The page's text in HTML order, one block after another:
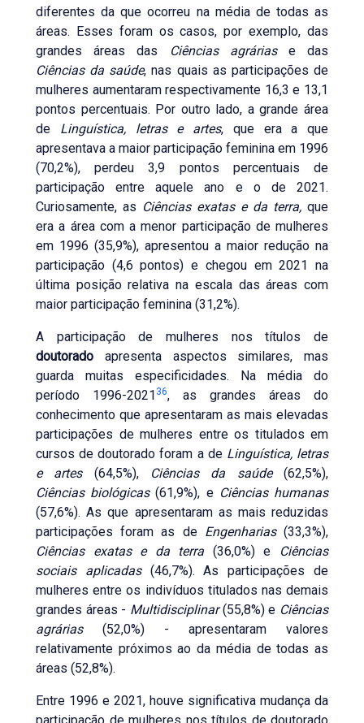
diferentes da que ocorreu na média de todas as
áreas. Esses foram os casos, por exemplo, das
grandes áreas das
Ciências agrárias e das
Ciências da saúde, nas quais as participações de
mulheres aumentaram respectivamente 16,3 e 13,1
pontos percentuais. Por outro lado, a grande área
de Linguística, letras e artes, que era a que
apresentava a maior participação feminina em 1996
(70,2%), perdeu 3,9 pontos percentuais de
participação entre aquele ano e o de 2021.
Curiosamente, as Ciências exatas e da terra, que
era a área com a menor participação de mulheres
em 1996 (35,9%), apresentou a maior redução na
participação (4,6 pontos) e chegou em 2021 na
última posição relativa na escala das áreas com
maior participação feminina (31,2%).
A participação de mulheres nos títulos de
doutorado apresenta aspectos similares, mas
guarda muitas especificidades. Na média do
período 1996-2021 36, as grandes áreas do
conhecimento que apresentaram as mais elevadas
participações de mulheres entre os titulados em
cursos de doutorado foram a de Linguística, letras
e artes (64,5%), Ciências da saúde(62,5%),
Ciências biológicas(61,9%), e Ciências humanas
(57,6%). As que apresentaram as mais reduzidas
participações foram as de Engenharias(33,3%),
Ciências exatas e da terra (36,0%) e
Ciências
sociais aplicadas (46,7%). As participações de
mulheres entre os indivíduos titulados nas demais
grandes áreas - Multidisciplinar(55,8%) e Ciências
agrárias (52,0%) - apresentaram valores
relativamente próximos ao da média de todas as
áreas (52,8%).
Entre 1996 e 2021, houve significativa mudança da